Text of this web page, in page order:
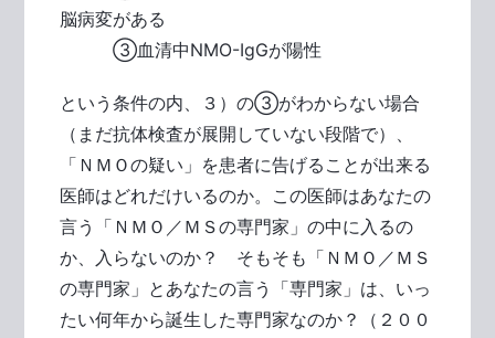
脳病変がある
③血清中NMO-IgGが陽性
という条件の内、３）の③がわからない場合
（まだ抗体検査が展開していない段階で）、
「ＮＭＯの疑い」を患者に告げることが出来る
医師はどれだけいるのか。この医師はあなたの
言う「ＮＭＯ／ＭＳの専門家」の中に入るの
か、入らないのか？ そもそも「ＮＭＯ／ＭＳ
の専門家」とあなたの言う「専門家」は、いっ
たい何年から誕生した専門家なのか？（２００